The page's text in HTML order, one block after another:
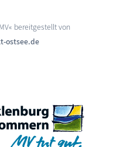
bereitgestellt von
ostsee.de